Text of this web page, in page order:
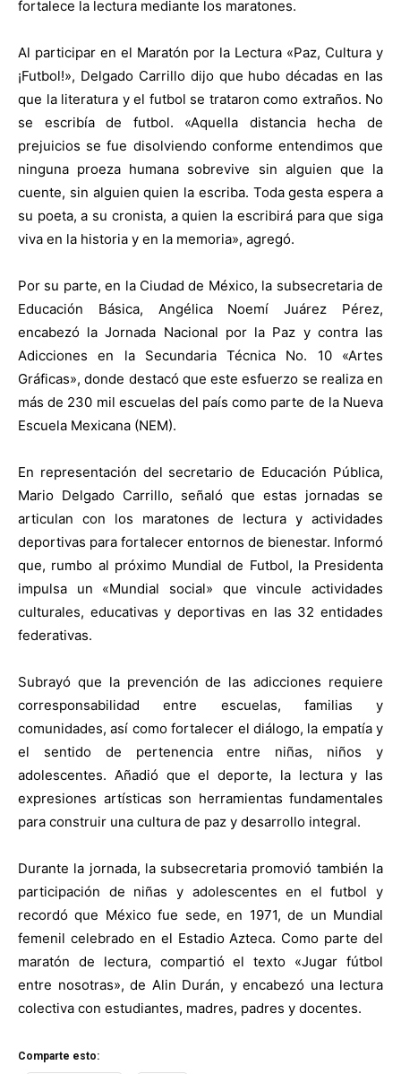
fortalece la lectura mediante los maratones.
Al participar en el Maratón por la Lectura «Paz, Cultura y
¡Futbol!», Delgado Carrillo dijo que hubo décadas en las
que la literatura y el futbol se trataron como extraños. No
se escribía de futbol. «Aquella distancia hecha de
prejuicios se fue disolviendo conforme entendimos que
ninguna proeza humana sobrevive sin alguien que la
cuente, sin alguien quien la escriba. Toda gesta espera a
su poeta, a su cronista, a quien la escribirá para que siga
viva en la historia y en la memoria», agregó.
Por su parte, en la Ciudad de México, la subsecretaria de
Educación Básica, Angélica Noemí Juárez Pérez,
encabezó la Jornada Nacional por la Paz y contra las
Adicciones en la Secundaria Técnica No. 10 «Artes
Gráficas», donde destacó que este esfuerzo se realiza en
más de 230 mil escuelas del país como parte de la Nueva
Escuela Mexicana (NEM).
En representación del secretario de Educación Pública,
Mario Delgado Carrillo, señaló que estas jornadas se
articulan con los maratones de lectura y actividades
deportivas para fortalecer entornos de bienestar. Informó
que, rumbo al próximo Mundial de Futbol, la Presidenta
impulsa un «Mundial social» que vincule actividades
culturales, educativas y deportivas en las 32 entidades
federativas.
Subrayó que la prevención de las adicciones requiere
corresponsabilidad entre escuelas, familias y
comunidades, así como fortalecer el diálogo, la empatía y
el sentido de pertenencia entre niñas, niños y
adolescentes. Añadió que el deporte, la lectura y las
expresiones artísticas son herramientas fundamentales
para construir una cultura de paz y desarrollo integral.
Durante la jornada, la subsecretaria promovió también la
participación de niñas y adolescentes en el futbol y
recordó que México fue sede, en 1971, de un Mundial
femenil celebrado en el Estadio Azteca. Como parte del
maratón de lectura, compartió el texto «Jugar fútbol
entre nosotras», de Alin Durán, y encabezó una lectura
colectiva con estudiantes, madres, padres y docentes.
Comparte esto: